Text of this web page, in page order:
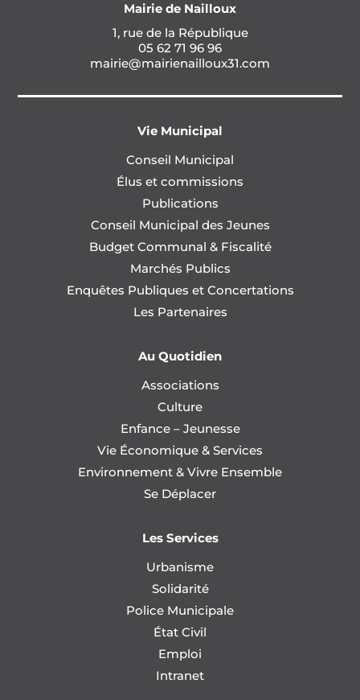
Mairie de Nailloux
1, rue de la République
05 62 71 96 96
mairie@mairienailloux31.com
Vie Municipal
Conseil Municipal
Élus et commissions
Publications
Conseil Municipal des Jeunes
Budget Communal & Fiscalité
Marchés Publics
Enquêtes Publiques et Concertations
Les Partenaires
Au Quotidien
Associations
Culture
Enfance – Jeunesse
Vie Économique & Services
Environnement & Vivre Ensemble
Se Déplacer
Les Services
Urbanisme
Solidarité
Police Municipale
État Civil
Emploi
Intranet